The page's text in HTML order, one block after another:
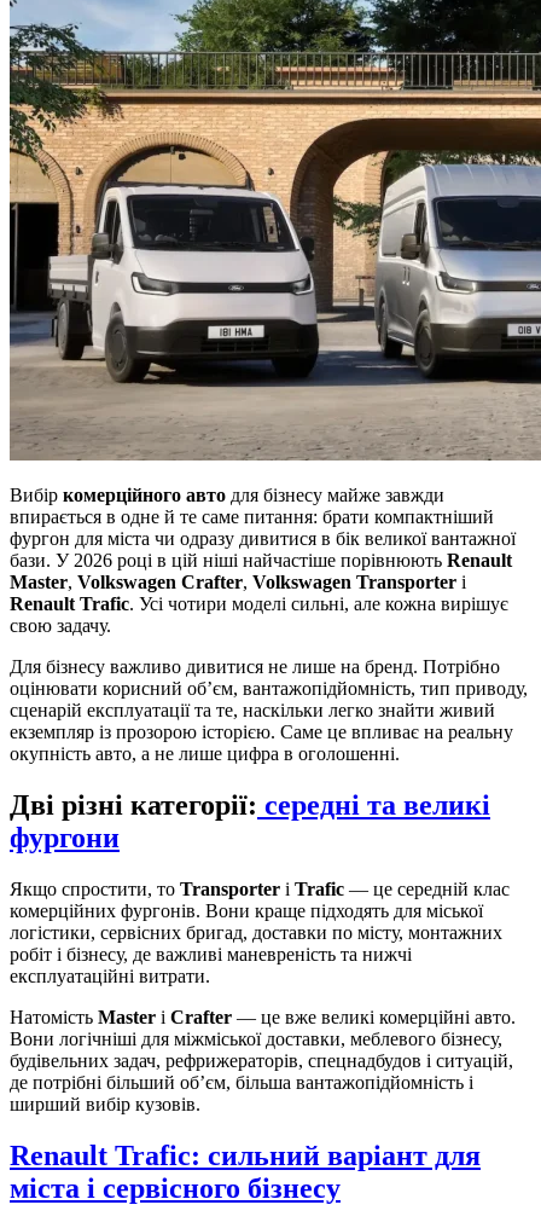
Вибір комерційного авто для бізнесу майже завжди
впирається в одне й те саме питання: брати компактніший
фургон для міста чи одразу дивитися в бік великої вантажної
бази. У 2026 році в цій ніші найчастіше порівнюють Renault
Master, Volkswagen Crafter, Volkswagen Transporter і
Renault Trafic. Усі чотири моделі сильні, але кожна вирішує
свою задачу.
Для бізнесу важливо дивитися не лише на бренд. Потрібно
оцінювати корисний об’єм, вантажопідйомність, тип приводу,
сценарій експлуатації та те, наскільки легко знайти живий
екземпляр із прозорою історією. Саме це впливає на реальну
окупність авто, а не лише цифра в оголошенні.
Дві різні категорії: середні та великі
фургони
Якщо спростити, то Transporter і Trafic — це середній клас
комерційних фургонів. Вони краще підходять для міської
логістики, сервісних бригад, доставки по місту, монтажних
робіт і бізнесу, де важливі маневреність та нижчі
експлуатаційні витрати.
Натомість Master і Crafter — це вже великі комерційні авто.
Вони логічніші для міжміської доставки, меблевого бізнесу,
будівельних задач, рефрижераторів, спецнадбудов і ситуацій,
де потрібні більший об’єм, більша вантажопідйомність і
ширший вибір кузовів.
Renault Trafic: сильний варіант для
міста і сервісного бізнесу